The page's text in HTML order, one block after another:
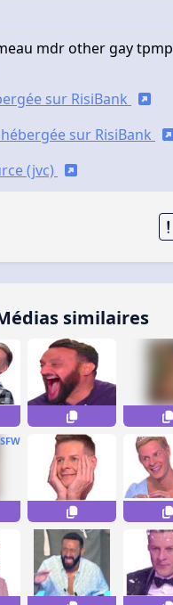
mdr other gay tpmp
sur RisiBank
sur RisiBank
(jvc)
similaires